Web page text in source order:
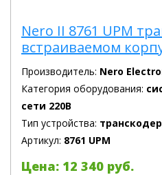
Nero II 8761 UPM
встраиваемом
Производитель: Nero
Категория оборудования:
сети 220В
Тип устройства: транскодер
Артикул: 8761 UPM
Цена: 12 340 руб.